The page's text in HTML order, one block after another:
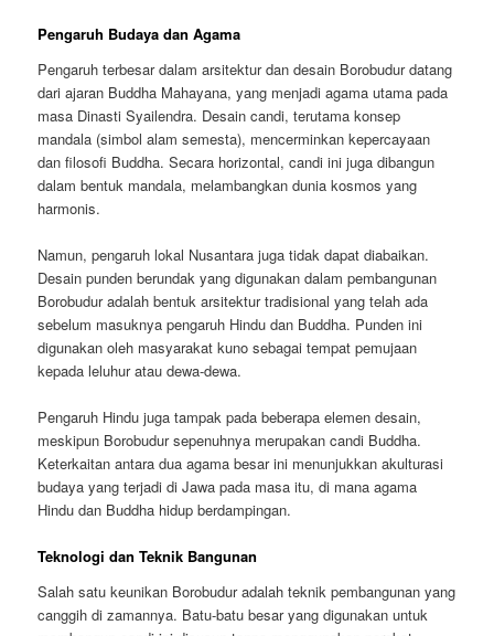
Pengaruh Budaya dan Agama
Pengaruh terbesar dalam arsitektur dan desain Borobudur datang
dari ajaran Buddha Mahayana, yang menjadi agama utama pada
masa Dinasti Syailendra. Desain candi, terutama konsep
mandala (simbol alam semesta), mencerminkan kepercayaan
dan filosofi Buddha. Secara horizontal, candi ini juga dibangun
dalam bentuk mandala, melambangkan dunia kosmos yang
harmonis.
Namun, pengaruh lokal Nusantara juga tidak dapat diabaikan.
Desain punden berundak yang digunakan dalam pembangunan
Borobudur adalah bentuk arsitektur tradisional yang telah ada
sebelum masuknya pengaruh Hindu dan Buddha. Punden ini
digunakan oleh masyarakat kuno sebagai tempat pemujaan
kepada leluhur atau dewa-dewa.
Pengaruh Hindu juga tampak pada beberapa elemen desain,
meskipun Borobudur sepenuhnya merupakan candi Buddha.
Keterkaitan antara dua agama besar ini menunjukkan akulturasi
budaya yang terjadi di Jawa pada masa itu, di mana agama
Hindu dan Buddha hidup berdampingan.
Teknologi dan Teknik Bangunan
Salah satu keunikan Borobudur adalah teknik pembangunan yang
canggih di zamannya. Batu-batu besar yang digunakan untuk